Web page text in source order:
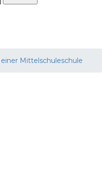
Mittelschuleschule